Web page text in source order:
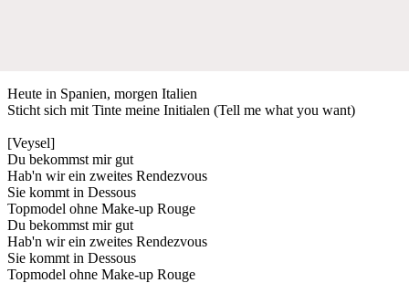
Heute in Spanien, morgen Italien
Sticht sich mit Tinte meine Initialen (Tell me what you want)
[Veysel]
Du bekommst mir gut
Hab'n wir ein zweites Rendezvous
Sie kommt in Dessous
Topmodel ohne Make-up Rouge
Du bekommst mir gut
Hab'n wir ein zweites Rendezvous
Sie kommt in Dessous
Topmodel ohne Make-up Rouge